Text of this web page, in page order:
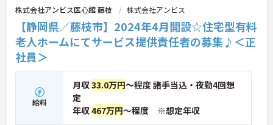
株式会社アンビス医心館 藤枝 株式会社アンビス
【静岡県／藤枝市】2024年4月開設☆住宅型有料
老人ホームにてサービス提供責任者の募集♪＜正
社員＞
給料
月収33.0万円～程度 諸手当込・夜勤4回想
定
年収467万円～程度 ※想定年収